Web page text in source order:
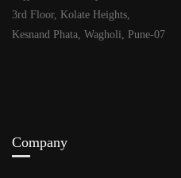
3rd Floor, Kolate Heights,
Kesnand Phata, Wagholi, Pune-07
Company